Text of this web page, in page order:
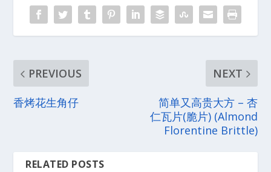
PREVIOUS
香烤花生角仔
NEXT
简单又高贵大方 – 杏
仁瓦片(脆片) (Almond
Florentine Brittle)
RELATED POSTS